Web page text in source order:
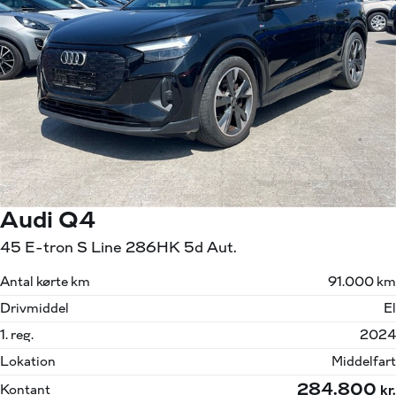
Audi Q4
45 E-tron S Line 286HK 5d Aut.
Antal kørte km
91.000 km
Drivmiddel
El
1. reg.
2024
Lokation
Middelfart
Kontant
284.800 kr.